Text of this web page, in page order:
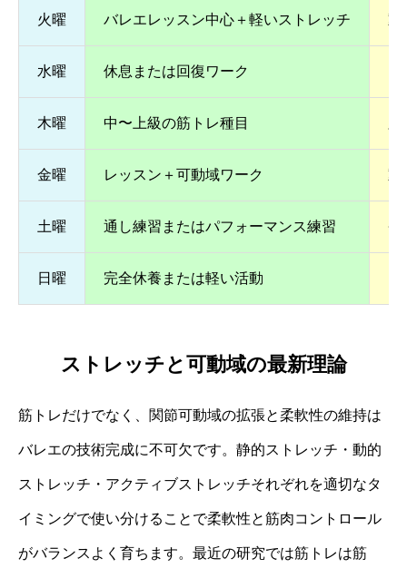
火曜 バレエレッスン中心＋軽いストレッチ 動
水曜 休息または回復ワーク
木曜 中〜上級の筋トレ種目
金曜 レッスン＋可動域ワーク 動
土曜 通し練習またはパフォーマンス練習 省
日曜 完全休養または軽い活動
ストレッチと可動域の最新理論
筋トレだけでなく、関節可動域の拡張と柔軟性の維持は
バレエの技術完成に不可欠です。静的ストレッチ・動的
ストレッチ・アクティブストレッチそれぞれを適切なタ
イミングで使い分けることで柔軟性と筋肉コントロール
がバランスよく育ちます。最近の研究では筋トレは筋